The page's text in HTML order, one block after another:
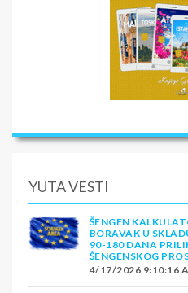
YUTA VESTI
ŠENGEN
BORAVAK U
90-180 DANA
ŠENGENSKOG
4/17/2026 9:10:16